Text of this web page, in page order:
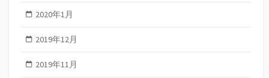
2020年1月
2019年12月
2019年11月